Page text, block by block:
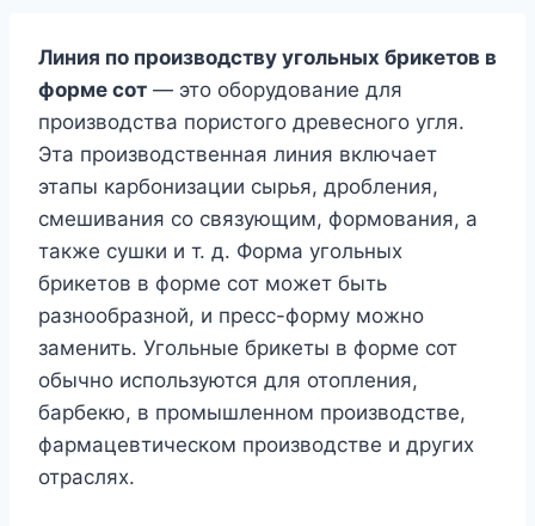
Линия по производству угольных брикетов в
форме сот — это оборудование для
производства пористого древесного угля.
Эта производственная линия включает
этапы карбонизации сырья, дробления,
смешивания со связующим, формования, а
также сушки и т. д. Форма угольных
брикетов в форме сот может быть
разнообразной, и пресс-форму можно
заменить. Угольные брикеты в форме сот
обычно используются для отопления,
барбекю, в промышленном производстве,
фармацевтическом производстве и других
отраслях.